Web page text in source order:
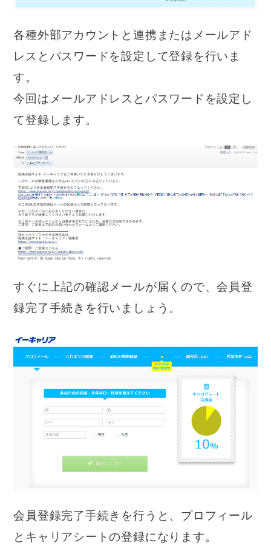
各種外部アカウントと連携またはメールアド
レスとパスワードを設定して登録を行いま
す。
今回はメールアドレスとパスワードを設定し
て登録します。
すぐに上記の確認メールが届くので、会員登
録完了手続きを行いましょう。
会員登録完了手続きを行うと、プロフィール
とキャリアシートの登録になります。